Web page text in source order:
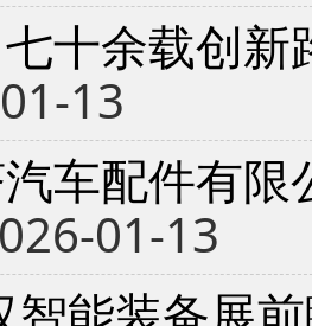
十余载创
13
车配件有
01-13